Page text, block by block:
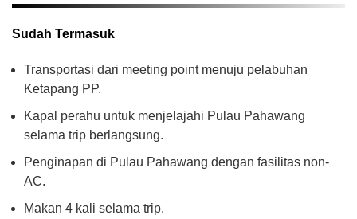
Sudah Termasuk
Transportasi dari meeting point menuju pelabuhan
Ketapang PP.
Kapal perahu untuk menjelajahi Pulau Pahawang
selama trip berlangsung.
Penginapan di Pulau Pahawang dengan fasilitas non-
AC.
Makan 4 kali selama trip.